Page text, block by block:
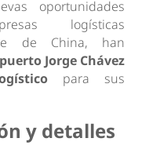
oportunidades
logísticas
de China, han
Jorge Chávez
para sus
y detalles